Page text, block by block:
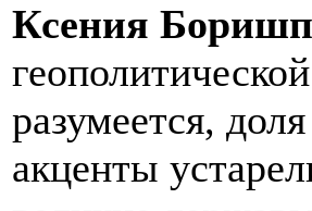
Ксения
разумеется,
акценты